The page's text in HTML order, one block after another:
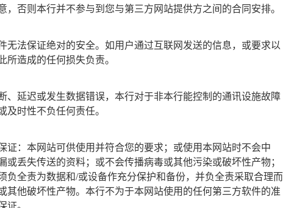
，否则本行并不参与到您与第三方网站提供方之间的合同安排。
无法保证绝对的安全。如用户通过互联网发送的信息，或要求以
所造成的任何损失负责。
、延迟或发生数据错误，本行对于非本行能控制的通讯设施故障
及时性不负任何责任。
证：本网站可供使用并符合您的要求；或使用本网站时不会中
或丢失传送的资料；或不会传播病毒或其他污染或破坏性产物；
负全责为数据和/或设备作充分保护和备份，并负全责采取合理而
其他破坏性产物。本行不为于本网站使用的任何第三方软件的准
证。